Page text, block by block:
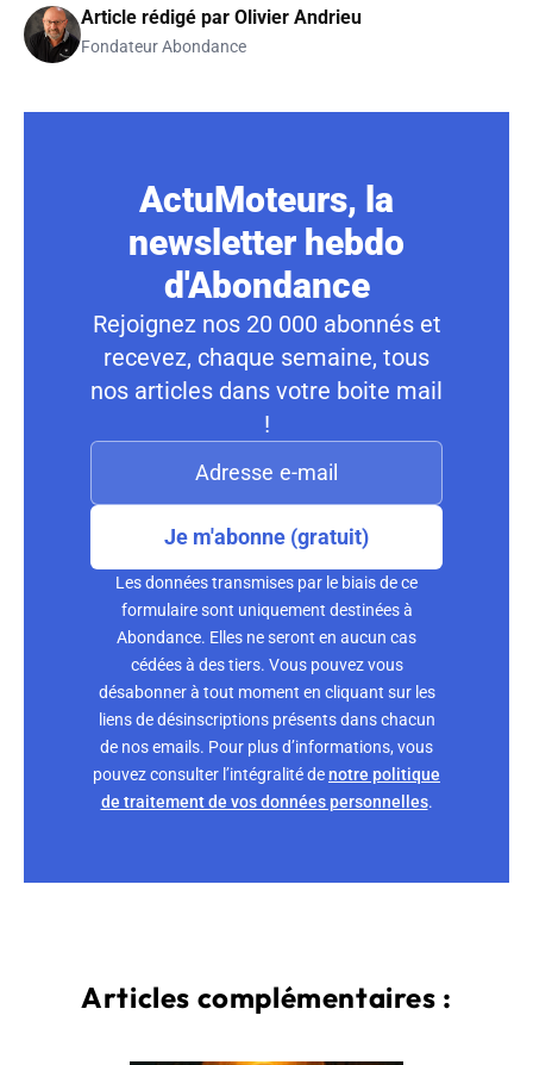
Article rédigé par Olivier Andrieu
Fondateur Abondance
ActuMoteurs, la
newsletter hebdo
d'Abondance
Rejoignez nos 20 000 abonnés et
recevez, chaque semaine, tous
nos articles dans votre boite mail
!
Je m'abonne (gratuit)
Les données transmises par le biais de ce
formulaire sont uniquement destinées à
Abondance. Elles ne seront en aucun cas
cédées à des tiers. Vous pouvez vous
désabonner à tout moment en cliquant sur les
liens de désinscriptions présents dans chacun
de nos emails. Pour plus d’informations, vous
pouvez consulter l’intégralité denotre politique
de traitement de vos données personnelles.
Articles complémentaires :